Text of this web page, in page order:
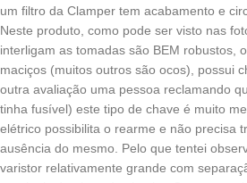
um filtro da Clamper tem acabamento e
Neste produto, como pode ser visto nas
interligam as tomadas são BEM robustos,
maciços (muitos outros são ocos), possui
outra avaliação uma pessoa reclamando
tinha fusível) este tipo de chave é muito
elétrico possibilita o rearme e não precisa
ausência do mesmo. Pelo que tentei
varistor relativamente grande com